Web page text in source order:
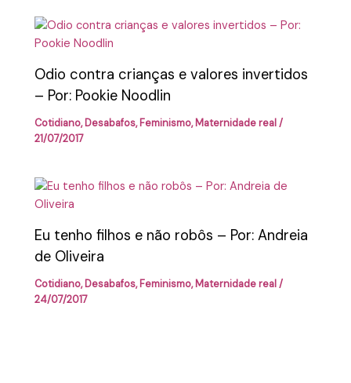
Odio contra crianças e valores invertidos
– Por: Pookie Noodlin
Cotidiano,Desabafos,Feminismo,Maternidade real/
21/07/2017
Eu tenho filhos e não robôs – Por: Andreia
de Oliveira
Cotidiano,Desabafos,Feminismo,Maternidade real/
24/07/2017